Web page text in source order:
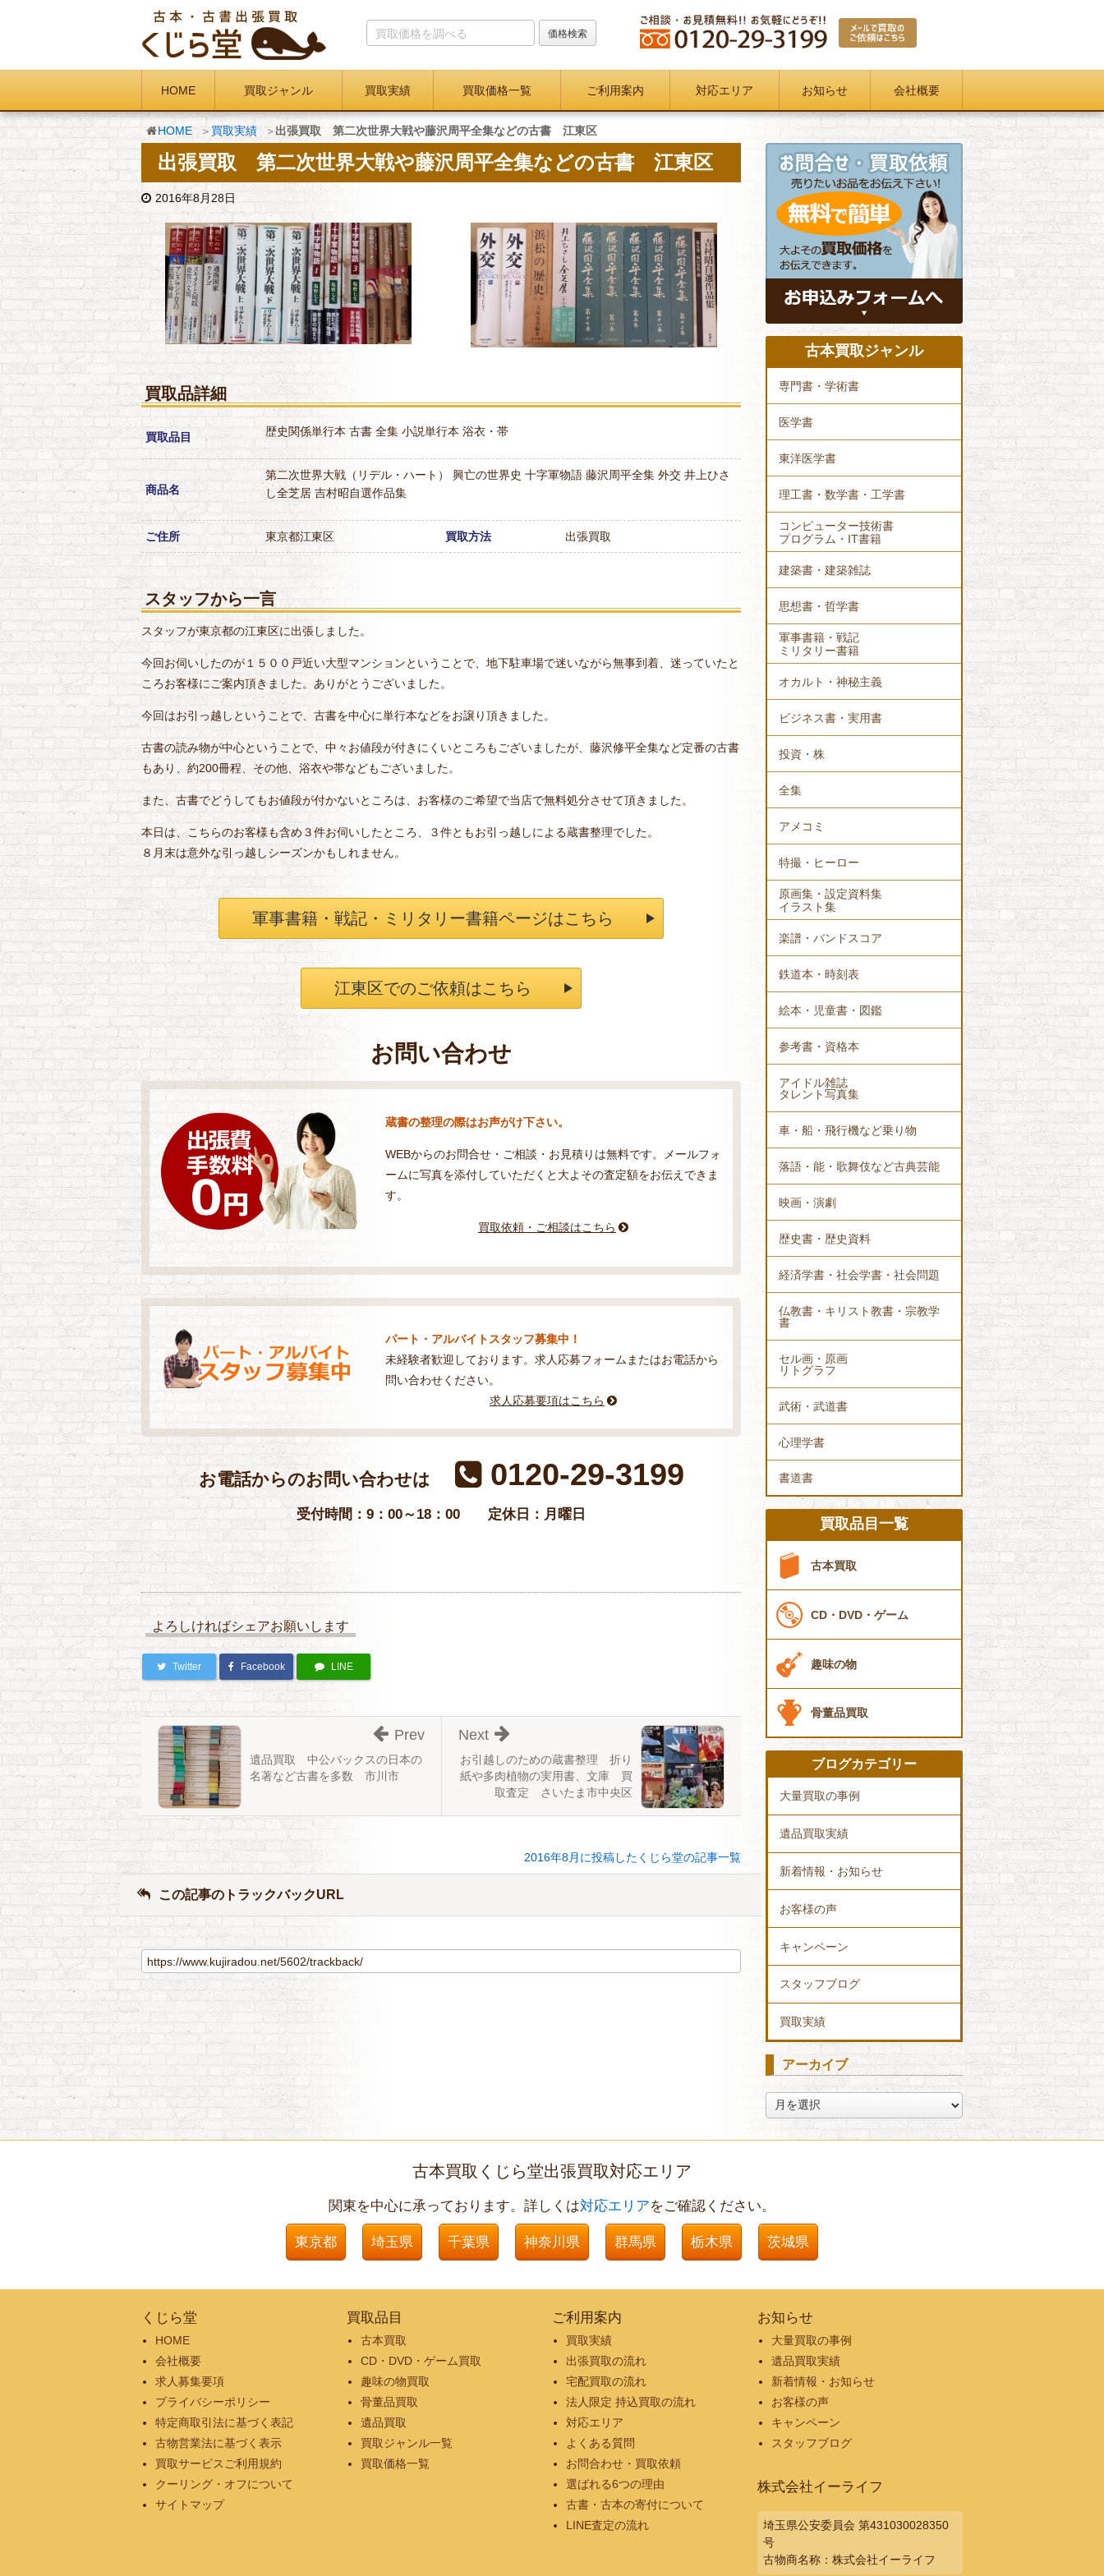
HOME 買取ジャンル 買取実績 買取価格一覧 ご利用案内 対応エリア お知らせ 会社概要
HOME 買取実績 出張買取 第二次世界大戦や藤沢周平全集などの古書 江東区
出張買取 第二次世界大戦や藤沢周平全集などの古書 江東区
2016年8月28日
買取品詳細
買取品目 歴史関係単行本 古書 全集 小説単行本 浴衣・帯
商品名
第二次世界大戦（リデル・ハート） 興亡の世界史 十字軍物語 藤沢周平全集 外交 井上ひさ
し全芝居 吉村昭自選作品集
ご住所 東京都江東区 買取方法 出張買取
スタッフから一言
スタッフが東京都の江東区に出張しました。
今回お伺いしたのが１５００戸近い大型マンションということで、地下駐車場で迷いながら無事到着、迷っていたと
ころお客様にご案内頂きました。ありがとうございました。
今回はお引っ越しということで、古書を中心に単行本などをお譲り頂きました。
古書の読み物が中心ということで、中々お値段が付きにくいところもございましたが、藤沢修平全集など定番の古書
もあり、約200冊程、その他、浴衣や帯などもございました。
また、古書でどうしてもお値段が付かないところは、お客様のご希望で当店で無料処分させて頂きました。
本日は、こちらのお客様も含め３件お伺いしたところ、３件ともお引っ越しによる蔵書整理でした。
８月末は意外な引っ越しシーズンかもしれません。
軍事書籍・戦記・ミリタリー書籍ページはこちら
江東区でのご依頼はこちら
お問い合わせ
蔵書の整理の際はお声がけ下さい。
WEBからのお問合せ・ご相談・お見積りは無料です。メールフォ
ームに写真を添付していただくと大よその査定額をお伝えできま
す。
買取依頼・ご相談はこちら
パート・アルバイトスタッフ募集中！
未経験者歓迎しております。求人応募フォームまたはお電話から
問い合わせください。
求人応募要項はこちら
お電話からのお問い合わせは 0120-29-3199
受付時間：9：00～18：00 定休日：月曜日
よろしければシェアお願いします
Twitter Facebook LINE
お引越しのための蔵書整理 折り
紙や多肉植物の実用書、文庫 買
取査定 さいたま市中央区
Next
遺品買取 中公バックスの日本の
名著など古書を多数 市川市
Prev
2016年8月に投稿したくじら堂の記事一覧
この記事のトラックバックURL
古本買取ジャンル
専門書・学術書
医学書
東洋医学書
理工書・数学書・工学書
コンピューター技術書
プログラム・IT書籍
建築書・建築雑誌
思想書・哲学書
軍事書籍・戦記
ミリタリー書籍
オカルト・神秘主義
ビジネス書・実用書
投資・株
全集
アメコミ
特撮・ヒーロー
原画集・設定資料集
イラスト集
楽譜・バンドスコア
鉄道本・時刻表
絵本・児童書・図鑑
参考書・資格本
アイドル雑誌
タレント写真集
車・船・飛行機など乗り物
落語・能・歌舞伎など古典芸能
映画・演劇
歴史書・歴史資料
経済学書・社会学書・社会問題
仏教書・キリスト教書・宗教学
書
セル画・原画
リトグラフ
武術・武道書
心理学書
書道書
買取品目一覧
古本買取
CD・DVD・ゲーム
趣味の物
骨董品買取
ブログカテゴリー
大量買取の事例
遺品買取実績
新着情報・お知らせ
お客様の声
キャンペーン
スタッフブログ
買取実績
アーカイブ
ー
古本買取くじら堂出張買取対応エリア
関東を中心に承っております。詳しくは対応エリアをご確認ください。
東京都 埼玉県 千葉県 神奈川県 群馬県 栃木県 茨城県
くじら堂
HOME
会社概要
求人募集要項
プライバシーポリシー
特定商取引法に基づく表記
古物営業法に基づく表示
買取サービスご利用規約
クーリング・オフについて
サイトマップ
買取品目
古本買取
CD・DVD・ゲーム買取
趣味の物買取
骨董品買取
遺品買取
買取ジャンル一覧
買取価格一覧
ご利用案内
買取実績
出張買取の流れ
宅配買取の流れ
法人限定 持込買取の流れ
対応エリア
よくある質問
お問合わせ・買取依頼
選ばれる6つの理由
古書・古本の寄付について
LINE査定の流れ
お知らせ
大量買取の事例
遺品買取実績
新着情報・お知らせ
お客様の声
キャンペーン
スタッフブログ
株式会社イーライフ
埼玉県公安委員会 第431030028350
号
古物商名称：株式会社イーライフ